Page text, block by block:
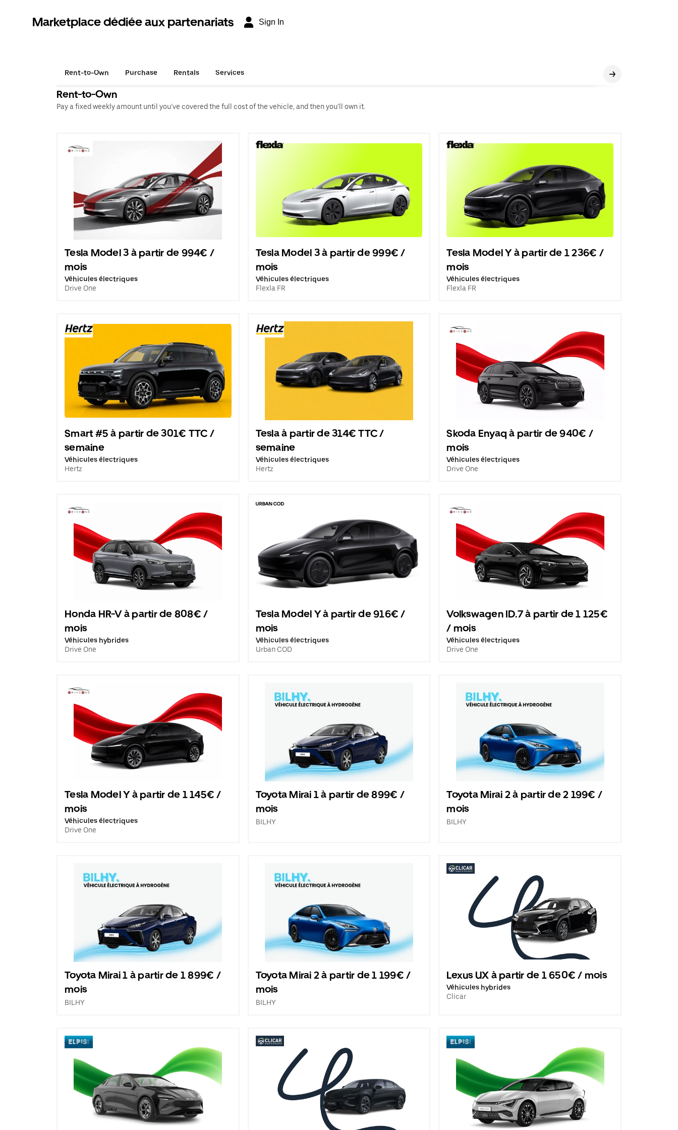
Marketplace dédiée aux partenariats Sign In
Rent-to-Own Purchase Rentals Services
Rent-to-Own
Pay a fixed weekly amount until you’ve covered the full cost of the vehicle, and then you’ll own it.
Tesla Model 3 à partir de 994€ /
mois
Véhicules électriques
Drive One
Tesla Model 3 à partir de 999€ /
mois
Véhicules électriques
Flexla FR
Tesla Model Y à partir de 1 236€ /
mois
Véhicules électriques
Flexla FR
Smart #5 à partir de 301€ TTC /
semaine
Véhicules électriques
Hertz
Tesla à partir de 314€ TTC /
semaine
Véhicules électriques
Hertz
Skoda Enyaq à partir de 940€ /
mois
Véhicules électriques
Drive One
Honda HR-V à partir de 808€ /
mois
Véhicules hybrides
Drive One
Tesla Model Y à partir de 916€ /
mois
Véhicules électriques
Urban COD
Volkswagen ID.7 à partir de 1 125€
/ mois
Véhicules électriques
Drive One
Tesla Model Y à partir de 1 145€ /
mois
Véhicules électriques
Drive One
Toyota Mirai 1 à partir de 899€ /
mois
BILHY
Toyota Mirai 2 à partir de 2 199€ /
mois
BILHY
Toyota Mirai 1 à partir de 1 899€ /
mois
BILHY
Toyota Mirai 2 à partir de 1 199€ /
mois
BILHY
Lexus UX à partir de 1 650€ / mois
Véhicules hybrides
Clicar